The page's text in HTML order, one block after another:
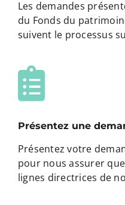
Les demandes
du Fonds du
suivent le processus
Présentez une
Présentez votre
pour nous assurer
lignes directrices de